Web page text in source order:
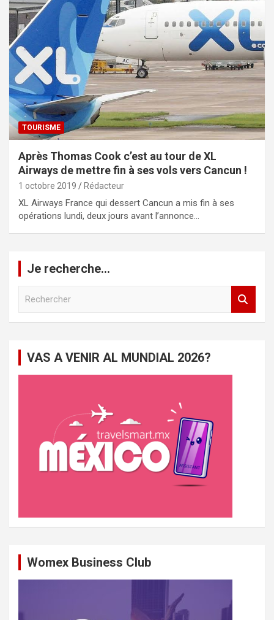
TOURISME
Après Thomas Cook c’est au tour de XL
Airways de mettre fin à ses vols vers Cancun !
1 octobre 2019 Rédacteur
XL Airways France qui dessert Cancun a mis fin à ses
opérations lundi, deux jours avant l’annonce…
Je recherche…
VAS A VENIR AL MUNDIAL 2026?
Womex Business Club